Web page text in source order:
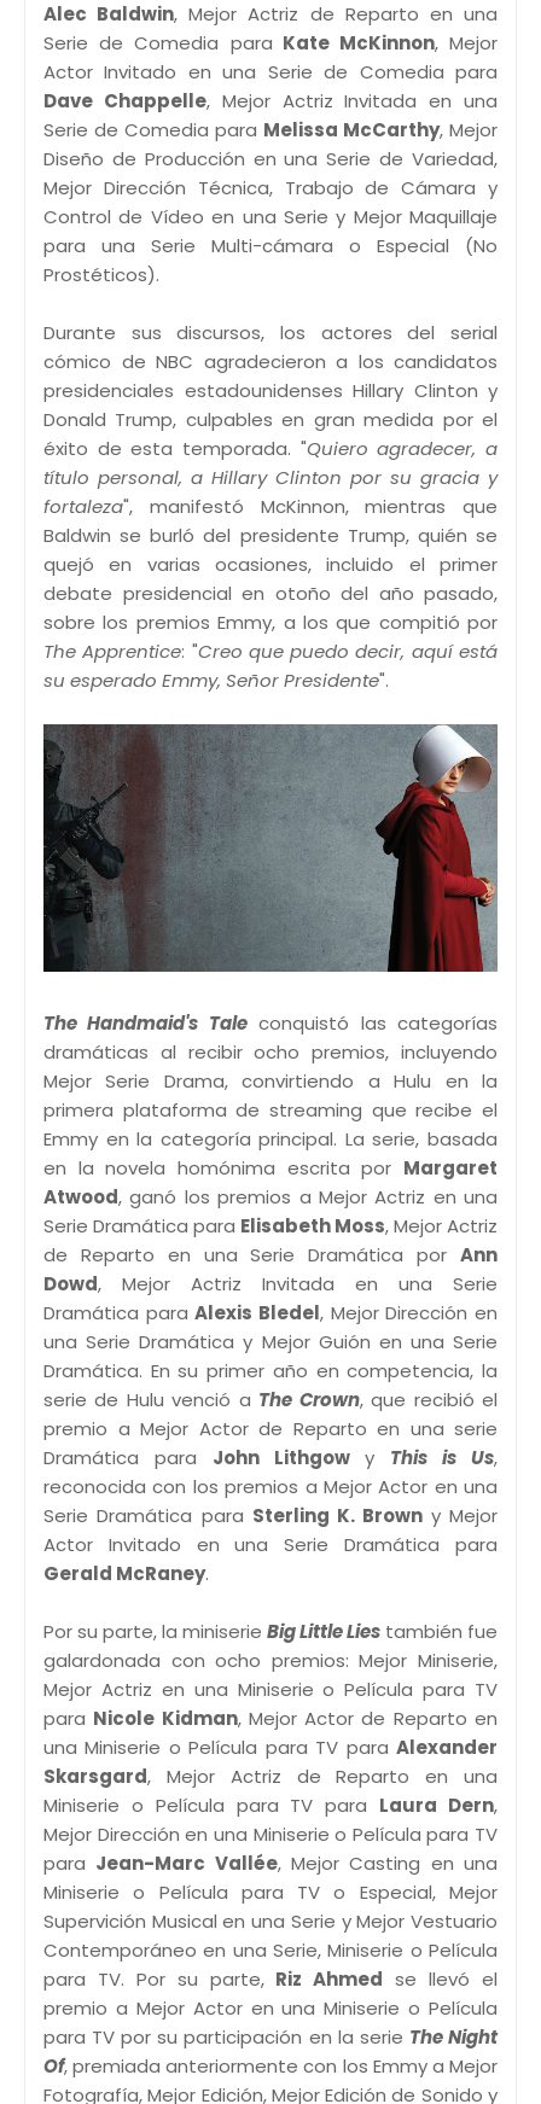
Alec Baldwin, Mejor Actriz de Reparto en una
Serie de Comedia para Kate McKinnon, Mejor
Actor Invitado en una Serie de Comedia para
Dave Chappelle, Mejor Actriz Invitada en una
Serie de Comedia para Melissa McCarthy, Mejor
Diseño de Producción en una Serie de Variedad,
Mejor Dirección Técnica, Trabajo de Cámara y
Control de Vídeo en una Serie y Mejor Maquillaje
para una Serie Multi-cámara o Especial (No
Prostéticos).
Durante sus discursos, los actores del serial
cómico de NBC agradecieron a los candidatos
presidenciales estadounidenses Hillary Clinton y
Donald Trump, culpables en gran medida por el
éxito de esta temporada. "Quiero agradecer, a
título personal, a Hillary Clinton por su gracia y
fortaleza", manifestó McKinnon, mientras que
Baldwin se burló del presidente Trump, quién se
quejó en varias ocasiones, incluido el primer
debate presidencial en otoño del año pasado,
sobre los premios Emmy, a los que compitió por
The Apprentice: "Creo que puedo decir, aquí está
su esperado Emmy, Señor Presidente".
The Handmaid's Taleconquistó las categorías
dramáticas al recibir ocho premios, incluyendo
Mejor Serie Drama, convirtiendo a Hulu en la
primera plataforma de streaming que recibe el
Emmy en la categoría principal. La serie, basada
en la novela homónima escrita por Margaret
Atwood, ganó los premios a Mejor Actriz en una
Serie Dramática para Elisabeth Moss, Mejor Actriz
de Reparto en una Serie Dramática por Ann
Dowd, Mejor Actriz Invitada en una Serie
Dramática paraAlexis Bledel, Mejor Dirección en
una Serie Dramática y Mejor Guión en una Serie
Dramática. En su primer año en competencia, la
serie de Hulu venció a The Crown, que recibió el
premio a Mejor Actor de Reparto en una serie
Dramática para John Lithgowy This is Us,
reconocida con los premios a Mejor Actor en una
Serie Dramática para Sterling K. Brown y Mejor
Actor Invitado en una Serie Dramática para
Gerald McRaney.
Por su parte, la miniserie Big Little Lies también fue
galardonada con ocho premios: Mejor Miniserie,
Mejor Actriz en una Miniserie o Película para TV
para Nicole Kidman, Mejor Actor de Reparto en
una Miniserie o Película para TV para Alexander
Skarsgard, Mejor Actriz de Reparto en una
Miniserie o Película para TV para Laura Dern,
Mejor Dirección en una Miniserie o Película para TV
para Jean-Marc Vallée, Mejor Casting en una
Miniserie o Película para TV o Especial, Mejor
Supervición Musical en una Serie y Mejor Vestuario
Contemporáneo en una Serie, Miniserie o Película
para TV. Por su parte, Riz Ahmed se llevó el
premio a Mejor Actor en una Miniserie o Película
para TV por su participación en la serie The Night
Of, premiada anteriormente con los Emmy a Mejor
Fotografía, Mejor Edición, Mejor Edición de Sonido y